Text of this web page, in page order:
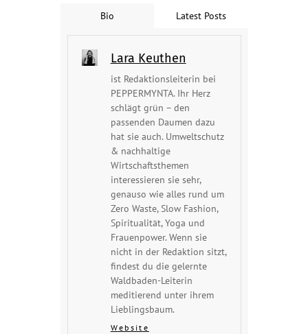
Bio Latest Posts
Lara Keuthen
ist Redaktionsleiterin bei
PEPPERMYNTA. Ihr Herz
schlägt grün – den
passenden Daumen dazu
hat sie auch. Umweltschutz
& nachhaltige
Wirtschaftsthemen
interessieren sie sehr,
genauso wie alles rund um
Zero Waste, Slow Fashion,
Spiritualität, Yoga und
Frauenpower. Wenn sie
nicht in der Redaktion sitzt,
findest du die gelernte
Waldbaden-Leiterin
meditierend unter ihrem
Lieblingsbaum.
Website